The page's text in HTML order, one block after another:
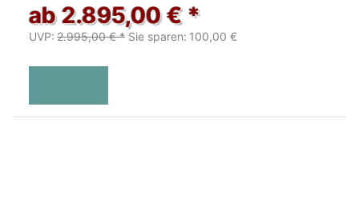
ab 2.895,00 € *
UVP: 2.995,00 € * Sie sparen: 100,00 €